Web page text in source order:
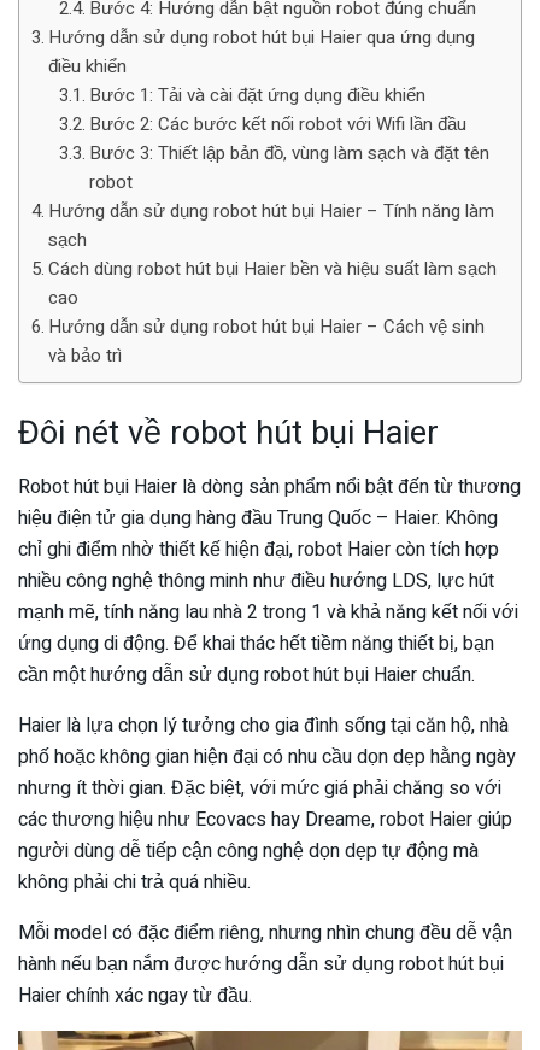
Bước 4: Hướng dẫn bật nguồn robot đúng chuẩn
Hướng dẫn sử dụng robot hút bụi Haier qua ứng dụng
điều khiển
Bước 1: Tải và cài đặt ứng dụng điều khiển
Bước 2: Các bước kết nối robot với Wifi lần đầu
Bước 3: Thiết lập bản đồ, vùng làm sạch và đặt tên
robot
Hướng dẫn sử dụng robot hút bụi Haier – Tính năng làm
sạch
Cách dùng robot hút bụi Haier bền và hiệu suất làm sạch
cao
Hướng dẫn sử dụng robot hút bụi Haier – Cách vệ sinh
và bảo trì
Đôi nét về robot hút bụi Haier
Robot hút bụi Haier là dòng sản phẩm nổi bật đến từ thương
hiệu điện tử gia dụng hàng đầu Trung Quốc – Haier. Không
chỉ ghi điểm nhờ thiết kế hiện đại, robot Haier còn tích hợp
nhiều công nghệ thông minh như điều hướng LDS, lực hút
mạnh mẽ, tính năng lau nhà 2 trong 1 và khả năng kết nối với
ứng dụng di động. Để khai thác hết tiềm năng thiết bị, bạn
cần một hướng dẫn sử dụng robot hút bụi Haier chuẩn.
Haier là lựa chọn lý tưởng cho gia đình sống tại căn hộ, nhà
phố hoặc không gian hiện đại có nhu cầu dọn dẹp hằng ngày
nhưng ít thời gian. Đặc biệt, với mức giá phải chăng so với
các thương hiệu như Ecovacs hay Dreame, robot Haier giúp
người dùng dễ tiếp cận công nghệ dọn dẹp tự động mà
không phải chi trả quá nhiều.
Mỗi model có đặc điểm riêng, nhưng nhìn chung đều dễ vận
hành nếu bạn nắm được hướng dẫn sử dụng robot hút bụi
Haier chính xác ngay từ đầu.